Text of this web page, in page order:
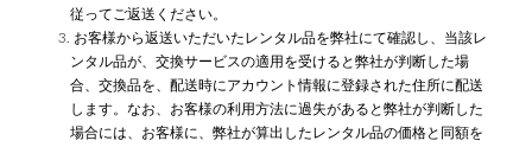
従ってご返送ください。
3. お客様から返送いただいたレンタル品を弊社にて確認し、当該レ
ンタル品が、交換サービスの適用を受けると弊社が判断した場
合、交換品を、配送時にアカウント情報に登録された住所に配送
します。なお、お客様の利用方法に過失があると弊社が判断した
場合には、お客様に、弊社が算出したレンタル品の価格と同額を